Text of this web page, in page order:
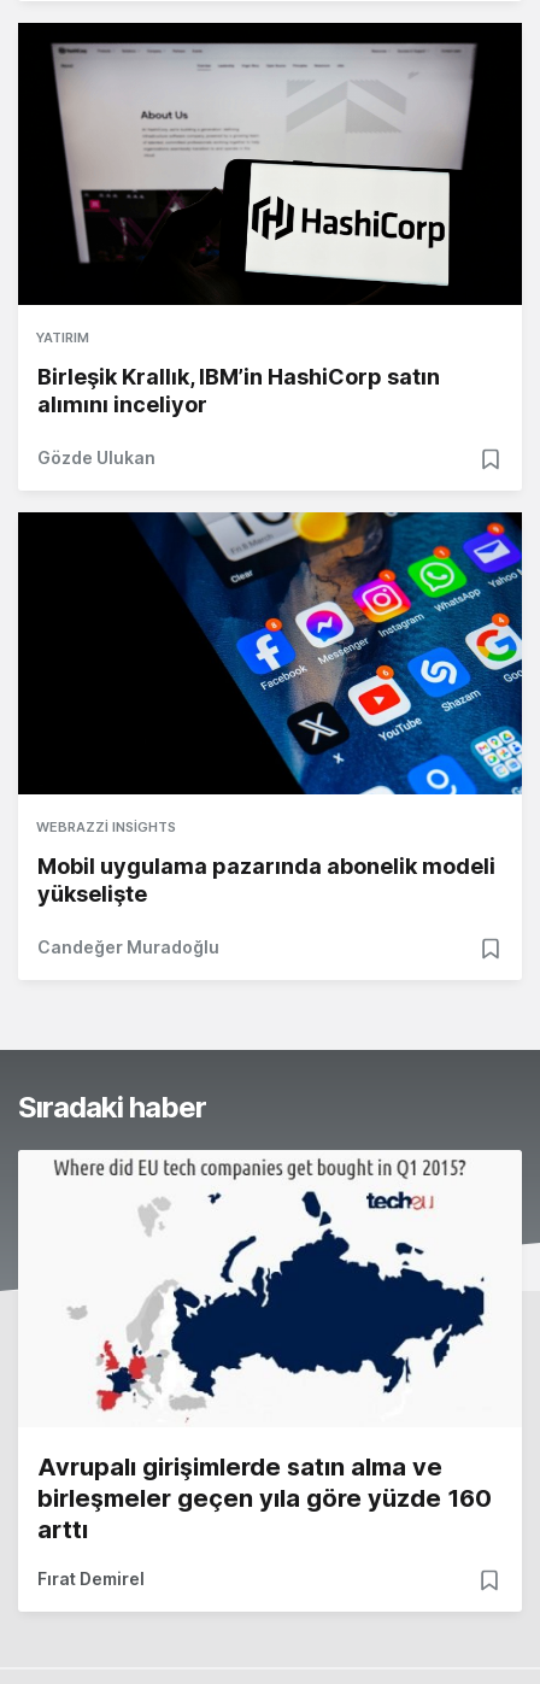
YATIRIM
Birleşik Krallık, IBM’in HashiCorp satın
alımını inceliyor
Gözde Ulukan
WEBRAZZI INSIGHTS
Mobil uygulama pazarında abonelik modeli
yükselişte
Candeğer Muradoğlu
Sıradaki haber
Avrupalı girişimlerde satın alma ve
birleşmeler geçen yıla göre yüzde 160
arttı
Fırat Demirel